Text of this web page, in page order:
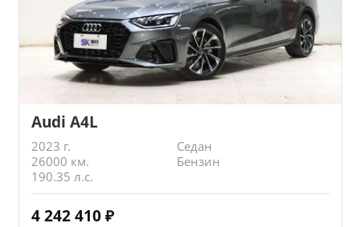
Audi A4L
2023 г.
Седан
26000 км.
Бензин
190.35 л.с.
4 242 410 ₽